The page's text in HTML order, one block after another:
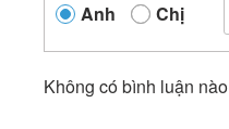
Anh Chị
Không có bình luận nào